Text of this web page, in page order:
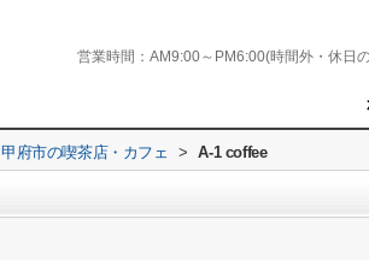
営業時間： AM9:00～PM6:00(時間外・休日
甲府市の喫茶店・カフェ > A-1 coffee